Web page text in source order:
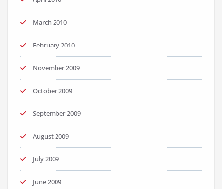
March 2010
February 2010
November 2009
October 2009
September 2009
August 2009
July 2009
June 2009